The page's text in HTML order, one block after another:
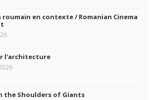
roumain en contexte / Romanian Cinema
l'architecture
the Shoulders of Giants